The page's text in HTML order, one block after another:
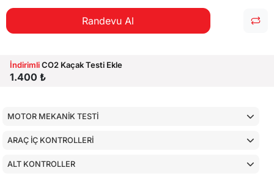
Randevu Al
İndirimliCO2 Kaçak Testi Ekle
1.400 ₺
MOTOR MEKANİK TESTİ
ARAÇ İÇ KONTROLLERİ
ALT KONTROLLER